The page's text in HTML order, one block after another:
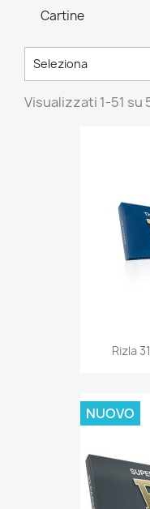
Cartine
Seleziona
Visualizzati 1-51 su
Rizla
NUOVO